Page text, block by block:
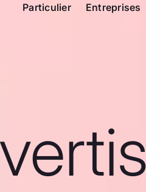
Particulier Entreprises